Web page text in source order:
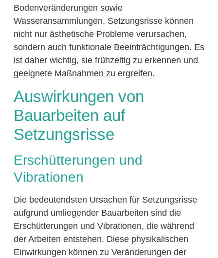
Bodenveränderungen sowie
Wasseransammlungen. Setzungsrisse können
nicht nur ästhetische Probleme verursachen,
sondern auch funktionale Beeinträchtigungen. Es
ist daher wichtig, sie frühzeitig zu erkennen und
geeignete Maßnahmen zu ergreifen.
Auswirkungen von
Bauarbeiten auf
Setzungsrisse
Erschütterungen und
Vibrationen
Die bedeutendsten Ursachen für Setzungsrisse
aufgrund umliegender Bauarbeiten sind die
Erschütterungen und Vibrationen, die während
der Arbeiten entstehen. Diese physikalischen
Einwirkungen können zu Veränderungen der